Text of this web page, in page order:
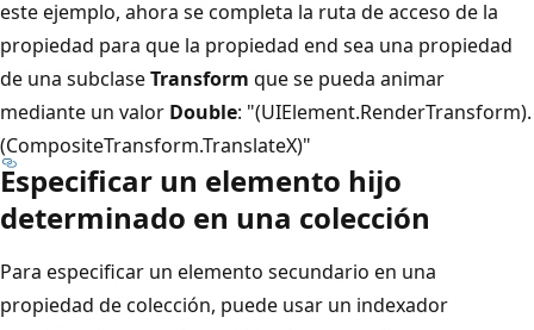
este ejemplo, ahora se completa la ruta de acceso de la
propiedad para que la propiedad end sea una propiedad
de una subclaseTransform que se pueda animar
mediante un valor Double: "(UIElement.RenderTransform).
(CompositeTransform.TranslateX)"
Especificar un elemento hijo
determinado en una colección
Para especificar un elemento secundario en una
propiedad de colección, puede usar un indexador